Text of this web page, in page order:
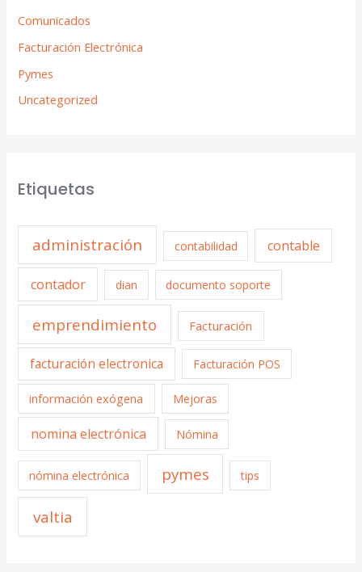
Comunicados
Facturación Electrónica
Pymes
Uncategorized
Etiquetas
administración contabilidad contable
contador dian documento soporte
emprendimiento Facturación
facturación electronica Facturación POS
información exógena Mejoras
nomina electrónica Nómina
nómina electrónica pymes tips
valtia